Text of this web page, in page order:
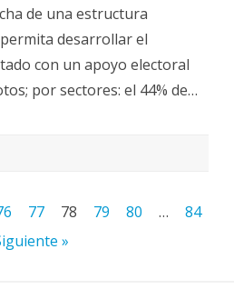
de una estructura
desarrollar el
con un apoyo electoral
por sectores: el 44% de…
77 78 79 80 …
84
»